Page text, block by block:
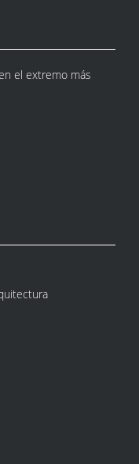
el extremo más